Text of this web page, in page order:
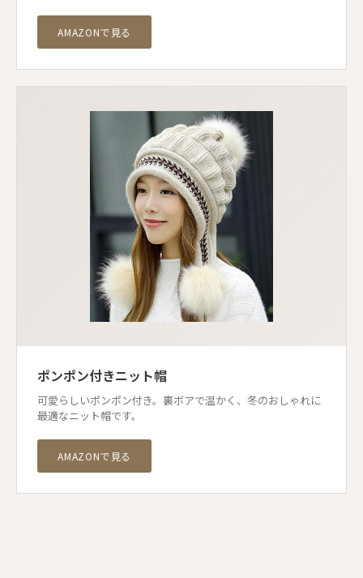
AMAZONで見る
ポンポン付きニット帽
可愛らしいポンポン付き。裏ボアで温かく、冬のおしゃれに
最適なニット帽です。
AMAZONで見る